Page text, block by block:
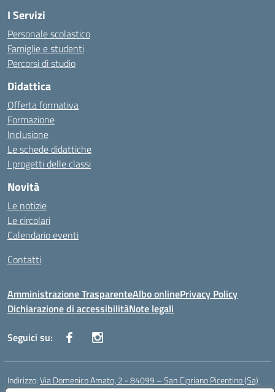
I Servizi
Personale scolastico
Famiglie e studenti
Percorsi di studio
Didattica
Offerta formativa
Formazione
Inclusione
Le schede didattiche
I progetti delle classi
Novità
Le notizie
Le circolari
Calendario eventi
Contatti
Amministrazione TrasparenteAlbo onlinePrivacy Policy
Dichiarazione di accessibilitàNote legali
Seguici su:
Indirizzo:Via Domenico Amato, 2 - 84099 – San Cipriano Picentino (Sa)